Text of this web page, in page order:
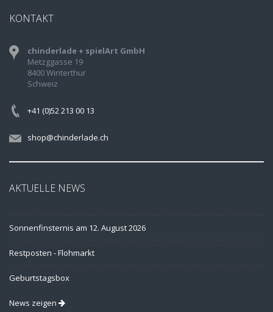
KONTAKT
chinderlade + spielArt GmbH
Metzggasse 19
8400 Winterthur
Schweiz
+41 (0)52 213 00 13
shop@chinderlade.ch
AKTUELLE NEWS
Sonnenfinsternis am 12. August 2026
Restposten - Flohmarkt
Geburtstagsbox
News zeigen